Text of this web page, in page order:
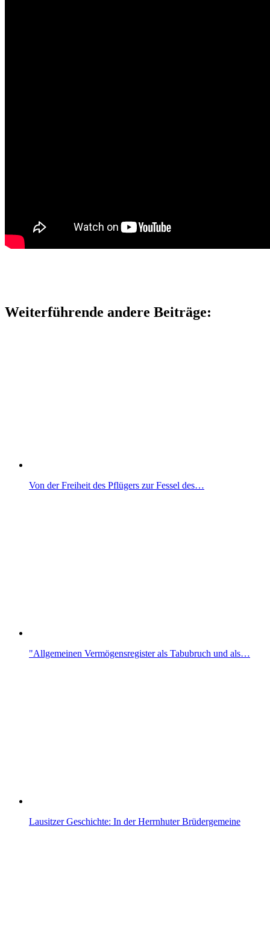
Weiterführende andere Beiträge:
Von der Freiheit des Pflügers zur Fessel des…
"Allgemeinen Vermögensregister als Tabubruch und als…
Lausitzer Geschichte: In der Herrnhuter Brüdergemeine